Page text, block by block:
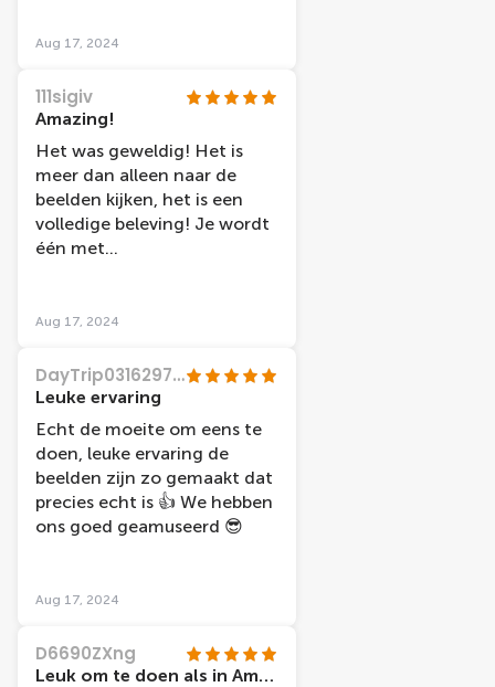
Aug 17, 2024
111sigiv
Amazing!
Het was geweldig! Het is
meer dan alleen naar de
beelden kijken, het is een
volledige beleving! Je wordt
één met
En daarnaast ook leiden
klein en groot!
Aug 17, 2024
DayTrip03162972989
Leuke ervaring
Echt de moeite om eens te
doen, leuke ervaring de
beelden zijn zo gemaakt dat
precies echt is 👍 We hebben
ons goed geamuseerd 😎
Aug 17, 2024
D6690ZXng
Leuk om te doen als in Amsterdam bent!